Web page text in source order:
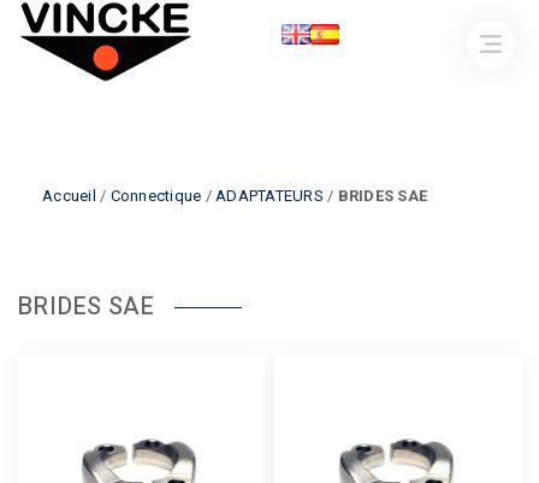
Accueil / Connectique / ADAPTATEURS / BRIDES SAE
BRIDES SAE